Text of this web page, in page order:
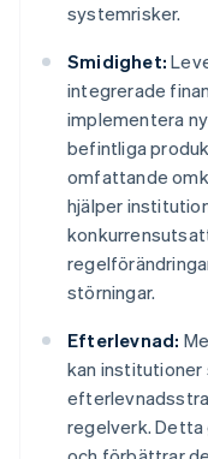
systemrisker.
Smidighet:
integrerade
implementera
befintliga
omfattande
hjälper
störningar.
Efterlevnad:
kan institutioner
regelverk.